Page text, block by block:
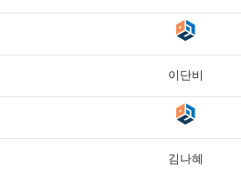
이단비
김나혜